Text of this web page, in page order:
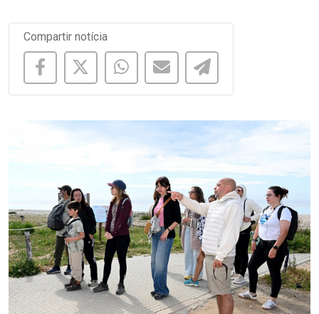
Compartir notícia